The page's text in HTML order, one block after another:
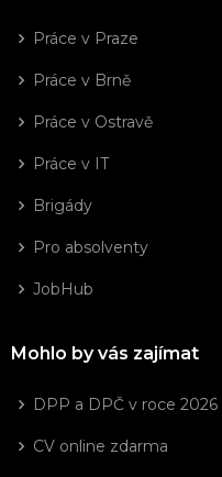
Práce v Praze
Práce v Brně
Práce v Ostravě
Práce v IT
Brigády
Pro absolventy
JobHub
Mohlo by vás zajímat
DPP a DPČ v roce 2026
CV online zdarma